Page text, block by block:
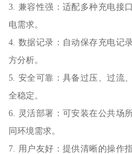
3. 兼容性强：适配多种充电接
电需求。
4. 数据记录：自动保存充电记
方分析。
5. 安全可靠：具备过压、过流
全稳定。
6. 灵活部署：可安装在公共场
同环境需求。
7. 用户友好：提供清晰的操作